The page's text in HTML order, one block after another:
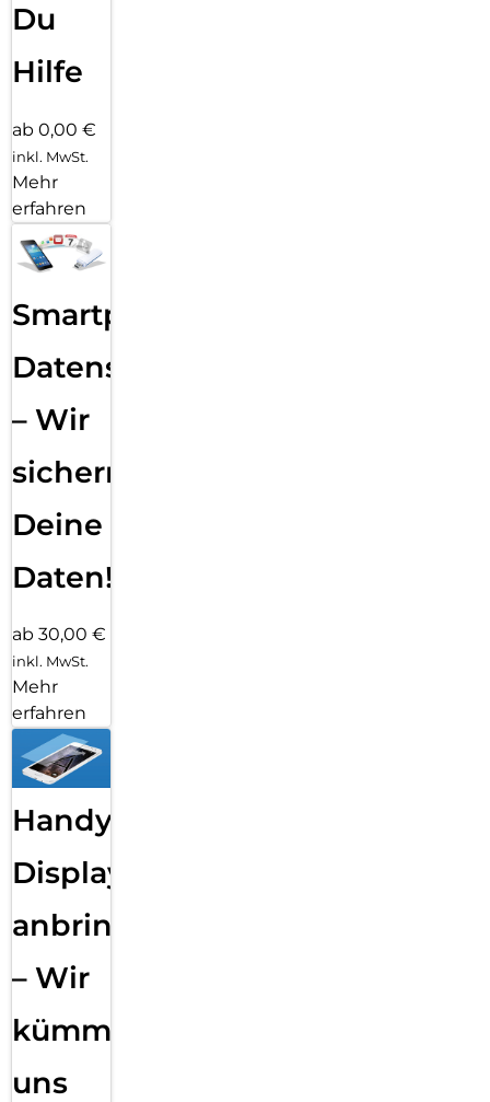
Du
Hilfe
ab 0,00 €
inkl. MwSt.
Mehr
erfahren
Smartphone
Datensicherung
– Wir
sichern
Deine
Daten!
ab 30,00 €
inkl. MwSt.
Mehr
erfahren
Handy
Displayfolie
anbringen
– Wir
kümmern
uns